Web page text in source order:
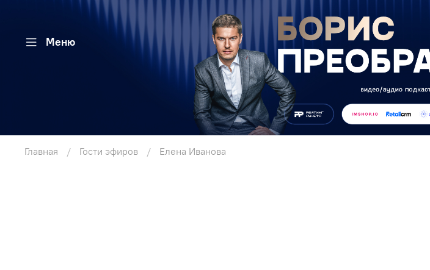
Меню
Главная Гости эфиров Елена Иванова